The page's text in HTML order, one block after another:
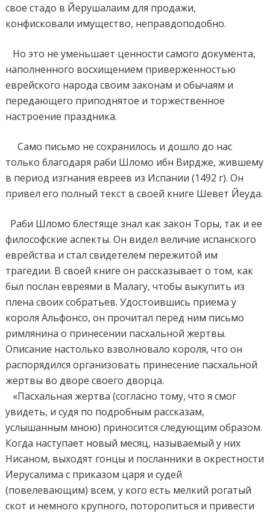
свое стадо в Йерушалаим для продажи,
конфисковали имущество, неправдоподобно.
Но это не уменьшает ценности самого документа,
наполненного восхищением приверженностью
еврейского народа своим законам и обычаям и
передающего приподнятое и торжественное
настроение праздника.
Само письмо не сохранилось и дошло до нас
только благодаря раби Шломо ибн Вирдже, жившему
в период изгнания евреев из Испании (1492 г). Он
привел его полный текст в своей книге Шевет Йеуда.
Раби Шломо блестяще знал как закон Торы, так и ее
философские аспекты. Он видел величие испанского
еврейства и стал свидетелем пережитой им
трагедии. В своей книге он рассказывает о том, как
был послан евреями в Малагу, чтобы выкупить из
плена своих собратьев. Удостоившись приема у
короля Альфонсо, он прочитал перед ним письмо
римлянина о принесении пасхальной жертвы.
Описание настолько взволновало короля, что он
распорядился организовать принесение пасхальной
жертвы во дворе своего дворца.
«Пасхальная жертва (согласно тому, что я смог
увидеть, и судя по подробным рассказам,
услышанным мною) приносится следующим образом.
Когда наступает новый месяц, называемый у них
Нисаном, выходят гонцы и посланники в окрестности
Иерусалима с приказом царя и судей
(повелевающим) всем, у кого есть мелкий рогатый
скот и немного крупного, поторопиться и привести